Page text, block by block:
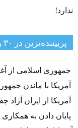
ندارد!
پربیننده‌ترین‌ در ۳۰ روز گذشته
جمهوری اسلامی از
آمریکا با ماندن
آمریکا از ایران
پایان دادن به